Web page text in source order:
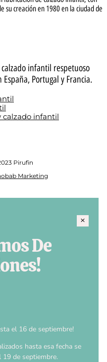
su creación en 1980 en la ciudad de
infantil respetuoso
Portugal y Francia.
calzado infantil
Pirufin
Marketing
De
el 16 de septiembre!
hasta esa fecha se
de septiembre.